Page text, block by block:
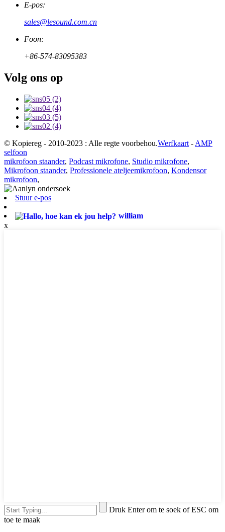
E-pos:
sales@lesound.com.cn
Foon:
+86-574-83095383
Volg ons op
© Kopiereg - 2010-2023 : Alle regte voorbehou.Werfkaart - AMP
selfoon
mikrofoon staander, Podcast mikrofone, Studio mikrofone,
Mikrofoon staander, Professionele ateljeemikrofoon, Kondensor
mikrofoon,
Stuur e-pos
william
x
Druk Enter om te soek of ESC om
toe te maak